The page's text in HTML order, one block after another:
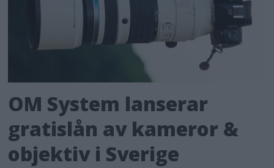
OM System lanserar
gratislån av kameror &
objektiv i Sverige